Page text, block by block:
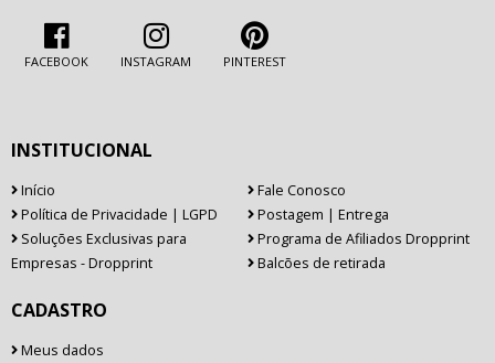
FACEBOOK INSTAGRAM PINTEREST
INSTITUCIONAL
Início
Fale Conosco
Política de Privacidade | LGPD
Postagem | Entrega
Soluções Exclusivas para
Empresas - Dropprint
Programa de Afiliados Dropprint
Balcões de retirada
CADASTRO
Meus dados